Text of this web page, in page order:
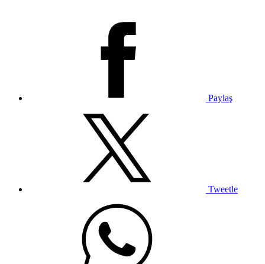
Paylaş
Tweetle